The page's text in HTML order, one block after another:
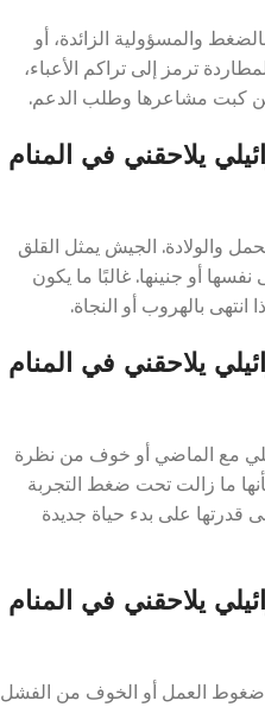
والمسؤولية الزائدة، أو
ترمز إلى تراكم الأعباء،
كبت مشاعرها وطلب الدعم.
يلاحقني في المنام
والولادة. الجيش يمثل القلق
أو جنينها. غالبًا ما يكون
انتهى بالهروب أو النجاة.
يلاحقني في المنام
مع الماضي أو خوف من نظرة
ما زالت تحت ضغط التجربة
قدرتها على بدء حياة جديدة
يلاحقني في المنام
ضغوط العمل أو الخوف من الفشل